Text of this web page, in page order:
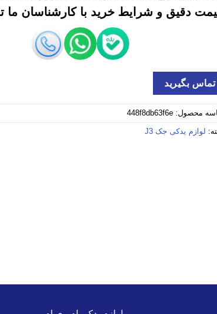
دقیق و شرایط خرید با کارشناسان ما
تماس بگیرید
محصول: 448f8db63f6e
لوازم یدکی جک J3